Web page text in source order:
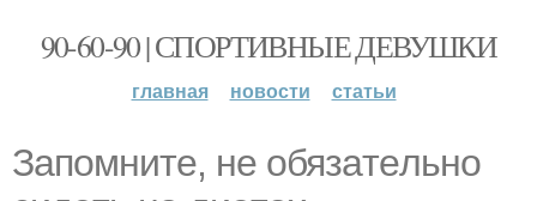
90-60-90 | СПОРТИВНЫЕ ДЕВУШКИ
главная новости статьи
Зaпомнитe, нe обязaтeльно